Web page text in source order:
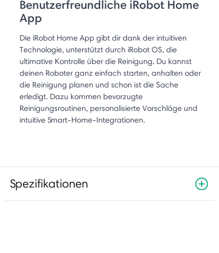
Benutzerfreundliche iRobot Home
App
Die iRobot Home App gibt dir dank der intuitiven
Technologie, unterstützt durch iRobot OS, die
ultimative Kontrolle über die Reinigung. Du kannst
deinen Roboter ganz einfach starten, anhalten oder
die Reinigung planen und schon ist die Sache
erledigt. Dazu kommen bevorzugte
Reinigungsroutinen, personalisierte Vorschläge und
intuitive Smart-Home-Integrationen.
Spezifikationen